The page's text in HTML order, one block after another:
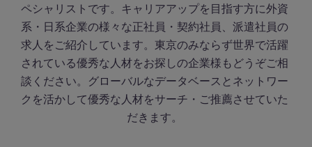
ペシャリストです。キャリアアップを目指す方に外資
系・日系企業の様々な正社員・契約社員、派遣社員の
求人をご紹介しています。東京のみならず世界で活躍
されている優秀な人材をお探しの企業様もどうぞご相
談ください。グローバルなデータベースとネットワー
クを活かして優秀な人材をサーチ・ご推薦させていた
だきます。